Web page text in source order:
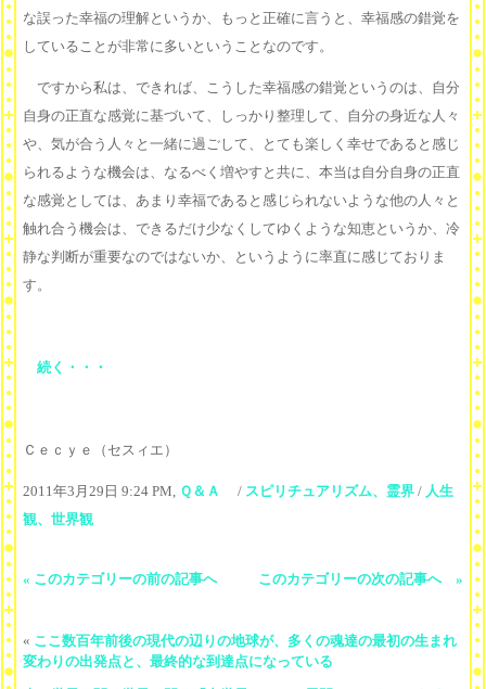
な誤った幸福の理解というか、もっと正確に言うと、幸福感の錯覚を
していることが非常に多いということなのです。
ですから私は、できれば、こうした幸福感の錯覚というのは、自分
自身の正直な感覚に基づいて、しっかり整理して、自分の身近な人々
や、気が合う人々と一緒に過ごして、とても楽しく幸せであると感じ
られるような機会は、なるべく増やすと共に、本当は自分自身の正直
な感覚としては、あまり幸福であると感じられないような他の人々と
触れ合う機会は、できるだけ少なくしてゆくような知恵というか、冷
静な判断が重要なのではないか、というように率直に感じておりま
す。
続く・・・
Ｃｅｃｙｅ（セスィエ）
2011年3月29日 9:24 PM, Ｑ＆Ａ / スピリチュアリズム、霊界 / 人生
観、世界観
« このカテゴリーの前の記事へ このカテゴリーの次の記事へ »
« ここ数百年前後の現代の辺りの地球が、多くの魂達の最初の生まれ
変わりの出発点と、最終的な到達点になっている